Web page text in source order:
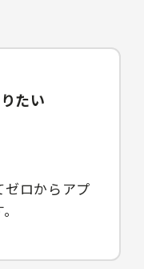
たい
ゼロからアプ